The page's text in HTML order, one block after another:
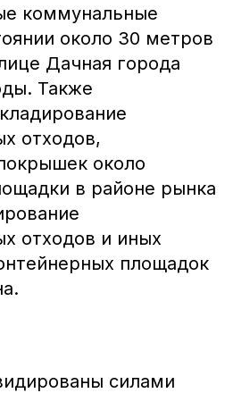
коммунальные
около 30 метров
Дачная города
Также
отходов,
около
в районе рынка
отходов и иных
площадок
силами